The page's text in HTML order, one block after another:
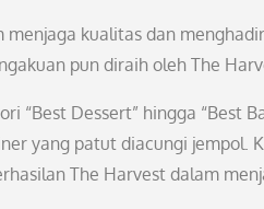
menjaga kualitas dan
pun diraih oleh The
“Best Dessert” hingga “Best
yang patut diacungi jempol.
The Harvest dalam